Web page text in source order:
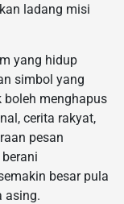
ladang misi
yang hidup
simbol yang
boleh menghapus
cerita rakyat,
pesan
besar pula
asing.